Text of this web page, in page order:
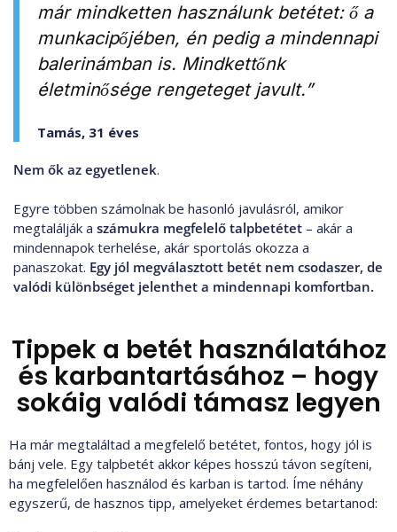
már mindketten használunk betétet: ő a
munkacipőjében, én pedig a mindennapi
balerinámban is. Mindkettőnk
életminősége rengeteget javult.”
Tamás, 31 éves
Nem ők az egyetlenek.
Egyre többen számolnak be hasonló javulásról, amikor
megtalálják a számukra megfelelő talpbetétet – akár a
mindennapok terhelése, akár sportolás okozza a
panaszokat. Egy jól megválasztott betét nem csodaszer, de
valódi különbséget jelenthet a mindennapi komfortban.
Tippek a betét használatához
és karbantartásához – hogy
sokáig valódi támasz legyen
Ha már megtaláltad a megfelelő betétet, fontos, hogy jól is
bánj vele. Egy talpbetét akkor képes hosszú távon segíteni,
ha megfelelően használod és karban is tartod. Íme néhány
egyszerű, de hasznos tipp, amelyeket érdemes betartanod: